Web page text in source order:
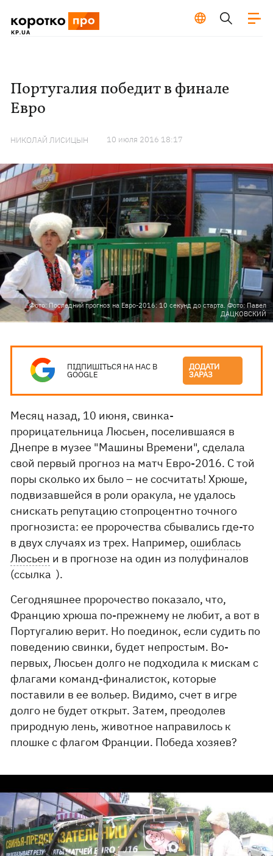
Португалия победит в финале
Евро
НИКОЛАЙ ЛИСИЦЫН 10 июля 2016 18:17
Фото: Последний прогноз на Евро-2016: 10 секунд до старта. Фото: Павел
ДАЦКОВСКИЙ
ПІДПИШІТЬСЯ НА НАС В
GOOGLE
ДОДАТИ
ЗАРАЗ
Месяц назад, 10 июня, свинка-
прорицательница Люсьен, поселившаяся в
Днепре в музее "Машины Времени", сделала
свой первый прогноз на матч Евро-2016. С той
поры сколько их было – не сосчитать! Хрюше,
подвизавшейся в роли оракула, не удалось
снискать репутацию стопроцентно точного
прогнозиста: ее пророчества сбывались где-то
в двух случаях из трех. Например,ошиблась
Люсьен и в прогнозе на один из полуфиналов
(ссылка ).
Сегодняшнее пророчество показало, что,
Францию хрюша по-прежнему не любит, а вот в
Португалию верит. Но поединок, если судить по
поведению свинки, будет непростым. Во-
первых, Люсьен долго не подходила к мискам с
флагами команд-финалисток, которые
поставили в ее вольер. Видимо, счет в игре
долго не будет открыт. Затем, преодолев
природную лень, животное направилось к
плошке с флагом Франции. Победа хозяев?